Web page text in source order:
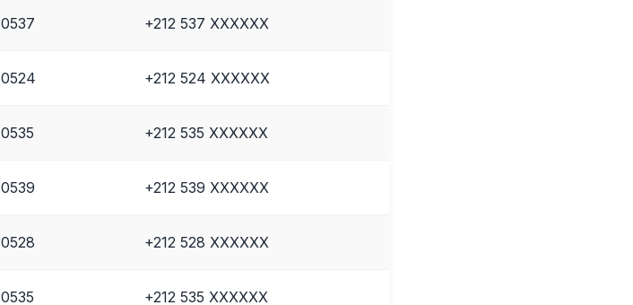
0537 +212 537 XXXXXX
0524 +212 524 XXXXXX
0535 +212 535 XXXXXX
0539 +212 539 XXXXXX
0528 +212 528 XXXXXX
0535 +212 535 XXXXXX